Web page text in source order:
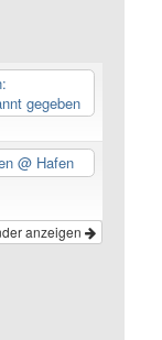
gegeben
@ Hafen
anzeigen